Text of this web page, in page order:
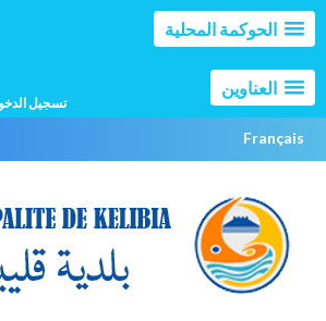
الحوكمة المحلية
العناوين
Français
تسجيل